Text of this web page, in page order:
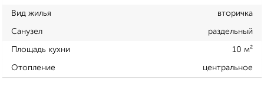
Вид жилья вторичка
Санузел раздельный
Площадь кухни 10 м²
Отопление центральное